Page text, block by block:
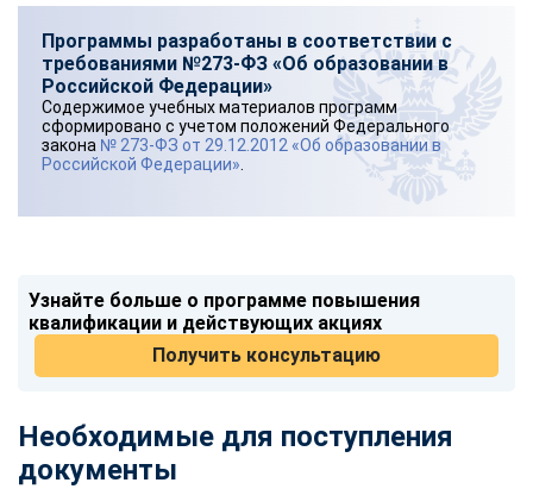
Программы разработаны в соответствии с
требованиями №273-ФЗ «Об образовании в
Российской Федерации»
Содержимое учебных материалов программ
сформировано с учетом положений Федерального
закона № 273-ФЗ от 29.12.2012 «Об образовании в
Российской Федерации»
Узнайте больше о программе повышения
квалификации и действующих акциях
Получить консультацию
Необходимые для поступления
документы